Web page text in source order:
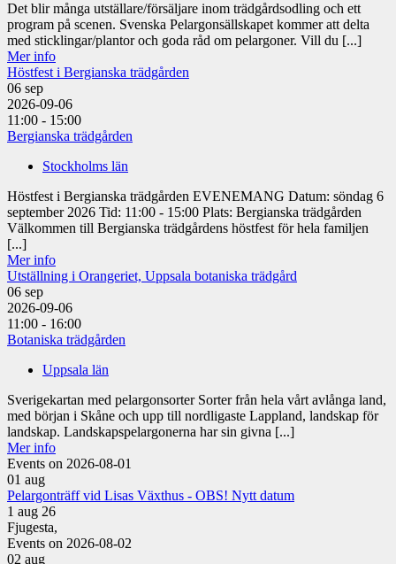
Det blir många utställare/försäljare inom trädgårdsodling och ett
program på scenen. Svenska Pelargonsällskapet kommer att delta
med sticklingar/plantor och goda råd om pelargoner. Vill du [...]
Mer info
Höstfest i Bergianska trädgården
06 sep
2026-09-06
11:00 - 15:00
Bergianska trädgården
Stockholms län
Höstfest i Bergianska trädgården EVENEMANG Datum: söndag 6
september 2026 Tid: 11:00 - 15:00 Plats: Bergianska trädgården
Välkommen till Bergianska trädgårdens höstfest för hela familjen
[...]
Mer info
Utställning i Orangeriet, Uppsala botaniska trädgård
06 sep
2026-09-06
11:00 - 16:00
Botaniska trädgården
Uppsala län
Sverigekartan med pelargonsorter Sorter från hela vårt avlånga land,
med början i Skåne och upp till nordligaste Lappland, landskap för
landskap. Landskapspelargonerna har sin givna [...]
Mer info
Events on 2026-08-01
01 aug
Pelargonträff vid Lisas Växthus - OBS! Nytt datum
1 aug 26
Fjugesta,
Events on 2026-08-02
02 aug